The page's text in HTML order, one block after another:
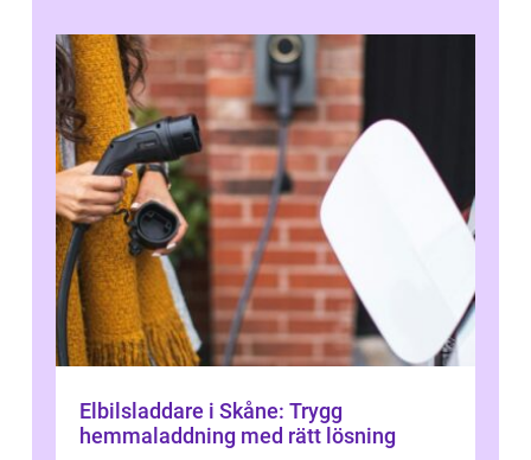
Elbilsladdare i Skåne: Trygg
hemmaladdning med rätt lösning